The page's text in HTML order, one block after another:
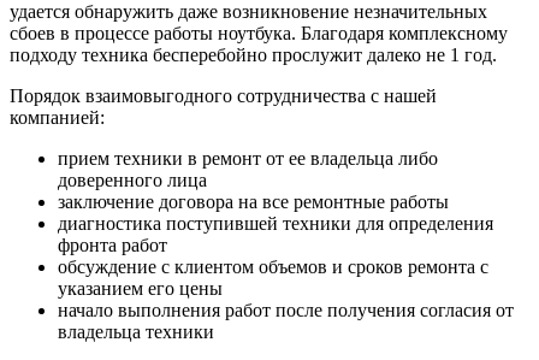
удается обнаружить даже возникновение незначительных
сбоев в процессе работы ноутбука. Благодаря комплексному
подходу техника бесперебойно прослужит далеко не 1 год.
Порядок взаимовыгодного сотрудничества с нашей
компанией:
прием техники в ремонт от ее владельца либо
доверенного лица
заключение договора на все ремонтные работы
диагностика поступившей техники для определения
фронта работ
обсуждение с клиентом объемов и сроков ремонта с
указанием его цены
начало выполнения работ после получения согласия от
владельца техники